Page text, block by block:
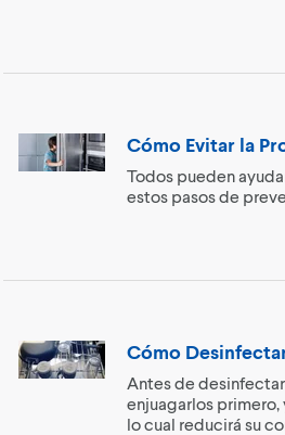
Cómo Evitar la
Todos pueden
estos pasos de
Cómo
Antes de
enjuagarlos
lo cual reducirá su